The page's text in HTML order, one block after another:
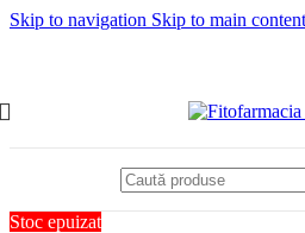
Skip to navigation Skip to main content
Stoc epuizat